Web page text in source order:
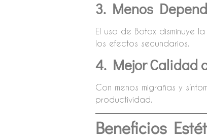
3. Menos
El uso de Botox disminuye
los efectos secundarios.
4. Mejor Calidad
Con menos migrañas y
productividad.
Beneficios